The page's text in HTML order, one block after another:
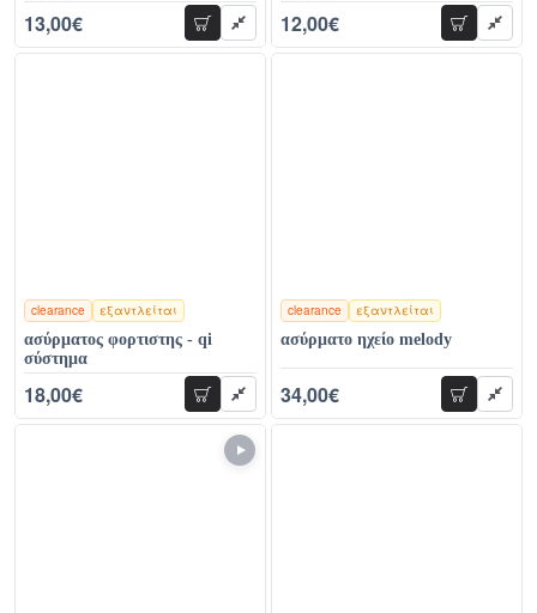
13,00€ προσθήκη 12,00€ προσθήκη
clearance εξαντλείται
χρώματα
ασύρματος φορτιστης - qi
σύστημα
18,00€ προσθήκη
clearance εξαντλείται
χρώματα
ασύρματο ηχείο melody
34,00€ προσθήκη